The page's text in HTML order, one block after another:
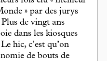
» par des jurys
de vingt ans
dans les kiosques
hic, c’est qu’on
de bouts de